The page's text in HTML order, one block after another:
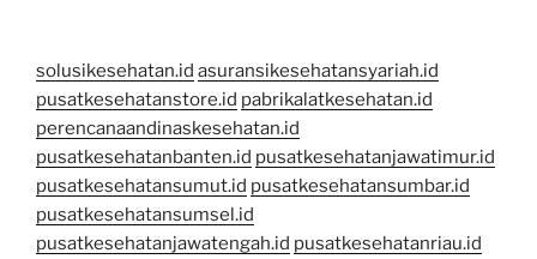
solusikesehatan.id asuransikesehatansyariah.id
pusatkesehatanstore.id pabrikalatkesehatan.id
perencanaandinaskesehatan.id
pusatkesehatanbanten.id pusatkesehatanjawatimur.id
pusatkesehatansumut.id pusatkesehatansumbar.id
pusatkesehatansumsel.id
pusatkesehatanjawatengah.id pusatkesehatanriau.id